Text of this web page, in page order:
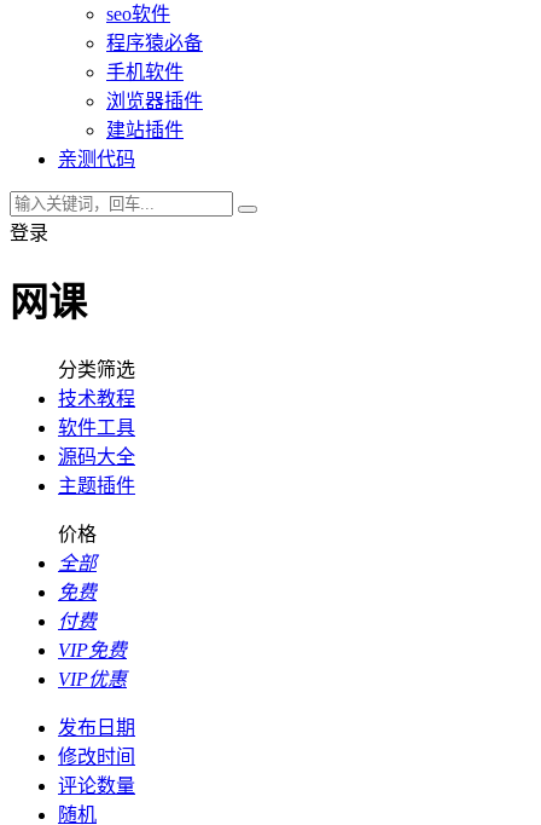
seo软件
程序猿必备
手机软件
浏览器插件
建站插件
亲测代码
登录
网课
分类筛选
技术教程
软件工具
源码大全
主题插件
价格
全部
免费
付费
VIP免费
VIP优惠
发布日期
修改时间
评论数量
随机